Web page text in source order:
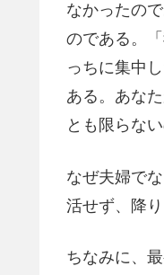
なかったの
のである。
っちに集中
ある。あな
とも限らな
なぜ夫婦で
活せず、降
ちなみに、